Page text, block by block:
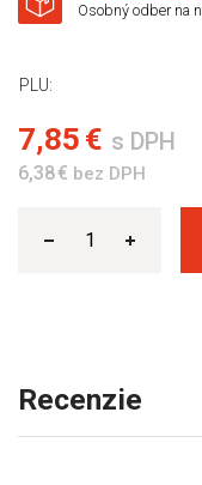
Osobný odber na
PLU:
7,85 € s DPH
6,38 € bez DPH
Recenzie